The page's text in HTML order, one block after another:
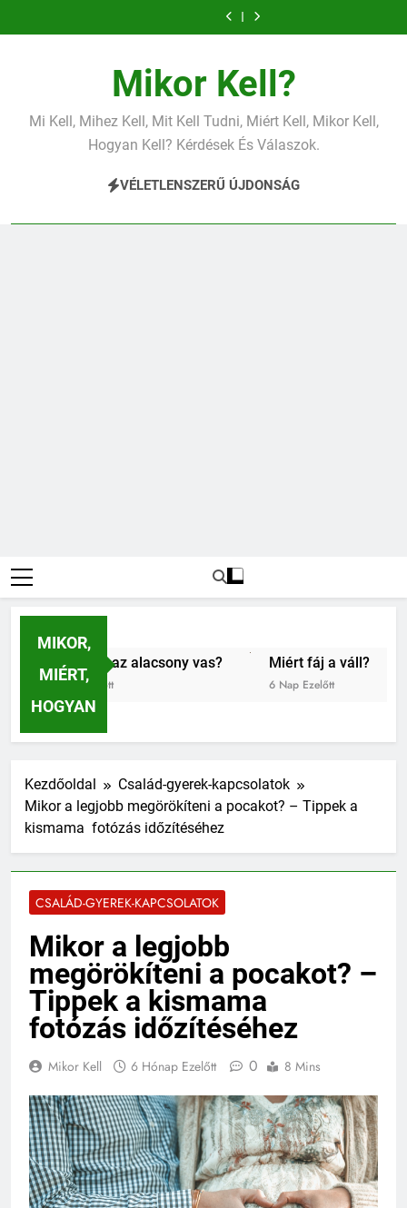
a
magas CRP?
magas
Mit jelent az
alacsony vas?
Miért fáj a váll?
Mit jelent a
vérnyomás?Mikor Kell?
Mi Kell, Mihez Kell, Mit Kell Tudni, Miért Kell, Mikor Kell,
Hogyan Kell? Kérdések És Válaszok.
VÉLETLENSZERŰ ÚJDONSÁG
MIKOR,
MIÉRT,
HOGYAN
az alacsony vas? Miért fáj a váll? Mit jelent
1 Hét Ezelőtt
Kezdőoldal
Család-gyerek-kapcsolatok
Mikor a legjobb megörökíteni a pocakot? – Tippek a
kismama fotózás időzítéséhez
CSALÁD-GYEREK-KAPCSOLATOK
Mikor a legjobb
megörökíteni a pocakot? –
Tippek a kismama
fotózás időzítéséhez
Mikor Kell 6 Hónap Ezelőtt 0 8 Mins